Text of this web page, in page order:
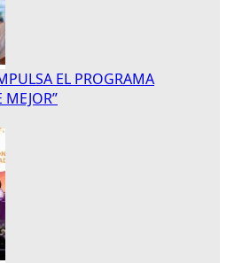
EL PROGRAMA
MEJOR”